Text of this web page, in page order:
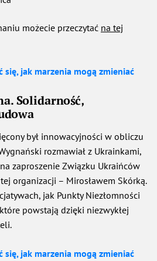
możecie przeczytać na tej
się, jak marzenia mogą zmieniać
Solidarność,
był innowacyjności w obliczu
rozmawiał z Ukrainkami,
zaproszenie Związku Ukraińców
organizacji – Mirosławem Skórką.
jak Punkty Niezłomności
które powstają dzięki niezwykłej
się, jak marzenia mogą zmieniać